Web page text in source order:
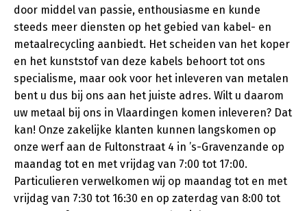
door middel van passie, enthousiasme en kunde
steeds meer diensten op het gebied van kabel- en
metaalrecycling aanbiedt. Het scheiden van het koper
en het kunststof van deze kabels behoort tot ons
specialisme, maar ook voor het inleveren van metalen
bent u dus bij ons aan het juiste adres. Wilt u daarom
uw metaal bij ons in Vlaardingen komen inleveren? Dat
kan! Onze zakelijke klanten kunnen langskomen op
onze werf aan de Fultonstraat 4 in ’s-Gravenzande op
maandag tot en met vrijdag van 7:00 tot 17:00.
Particulieren verwelkomen wij op maandag tot en met
vrijdag van 7:30 tot 16:30 en op zaterdag van 8:00 tot